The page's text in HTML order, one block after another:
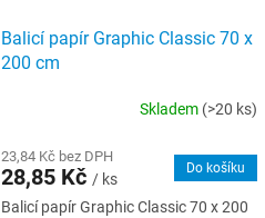
Balicí papír Graphic Classic 70 x
200 cm
Skladem (>20 ks)
23,84 Kč bez DPH
28,85 Kč / ks
Do košíku
Balicí papír Graphic Classic 70 x 200